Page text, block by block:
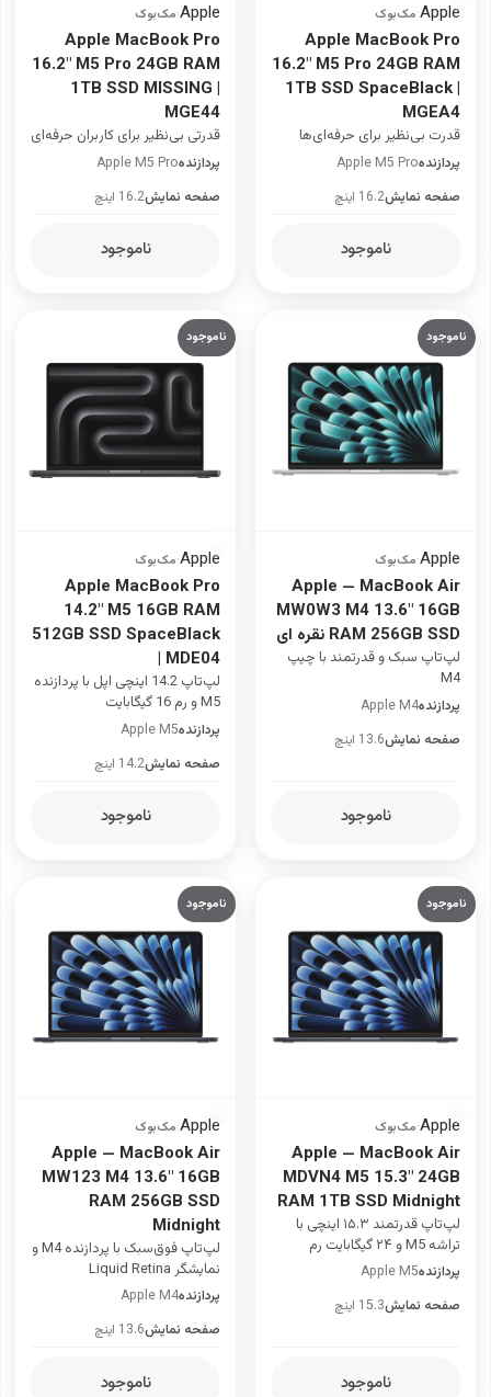
Apple
·مک‌بوک
Apple MacBook Pro
16.2" M5 Pro 24GB RAM
1TB SSD MISSING |
MGE44
قدرتی بی‌نظیر برای کاربران حرفه‌ای
پردازندهApple M5 Pro
صفحه نمایش16.2 اینچ
ناموجود
Apple
·مک‌بوک
Apple MacBook Pro
16.2" M5 Pro 24GB RAM
1TB SSD SpaceBlack |
MGEA4
قدرت بی‌نظیر برای حرفه‌ای‌ها
پردازندهApple M5 Pro
صفحه نمایش16.2 اینچ
ناموجود
ناموجود
Apple
·مک‌بوک
Apple MacBook Pro
14.2" M5 16GB RAM
512GB SSD SpaceBlack
| MDE04
لپ‌تاپ 14.2 اینچی اپل با پردازنده
M5 و رم 16 گیگابایت
پردازندهApple M5
صفحه نمایش14.2 اینچ
ناموجود
ناموجود
Apple
·مک‌بوک
Apple — MacBook Air
MW0W3 M4 13.6" 16GB
RAM 256GB SSD نقره ای
لپ‌تاپ سبک و قدرتمند با چیپ
M4
پردازندهApple M4
صفحه نمایش13.6 اینچ
ناموجود
ناموجود
Apple
·مک‌بوک
Apple — MacBook Air
MW123 M4 13.6" 16GB
RAM 256GB SSD
Midnight
لپ‌تاپ فوق‌سبک با پردازنده M4 و
نمایشگر Liquid Retina
پردازندهApple M4
صفحه نمایش13.6 اینچ
ناموجود
ناموجود
Apple
·مک‌بوک
Apple — MacBook Air
MDVN4 M5 15.3" 24GB
RAM 1TB SSD Midnight
لپ‌تاپ قدرتمند ۱۵.۳ اینچی با
تراشه M5 و ۲۴ گیگابایت رم
پردازندهApple M5
صفحه نمایش15.3 اینچ
ناموجود